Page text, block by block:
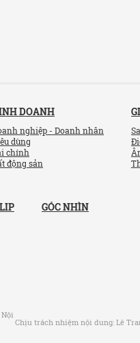
DOANH
nghiệp - Doanh nhân
dùng
chính
động sản
GÓC NHÌN
Chịu trách nhiệm nội dung: Lê